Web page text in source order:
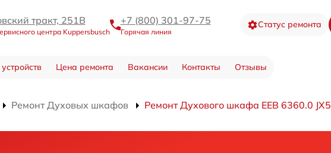
тракт, 251В
центра Kuppersbusch
+7 (800) 301-97-75
Горячая линия
Статус ремонта
Цена ремонта Вакансии Контакты Отзывы
Ремонт Духовых шкафов Ремонт Духового шкафа EEB 6360.0 JX5